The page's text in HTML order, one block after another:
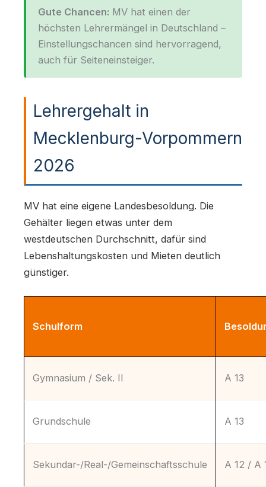
Gute Chancen: MV hat einen der
höchsten Lehrermängel in Deutschland –
Einstellungschancen sind hervorragend,
auch für Seiteneinsteiger.
Lehrergehalt in
Mecklenburg-Vorpommern
2026
MV hat eine eigene Landesbesoldung. Die
Gehälter liegen etwas unter dem
westdeutschen Durchschnitt, dafür sind
Lebenshaltungskosten und Mieten deutlich
günstiger.
Schulform
Gymnasium / Sek. II A 13
Grundschule A 13
Sekundar-/Real-/Gemeinschaftsschule A 12 / A